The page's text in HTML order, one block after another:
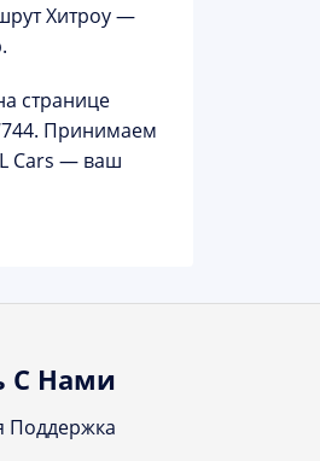
Хитроу —
.
странице
. Принимаем
Cars — ваш
С Нами
Поддержка